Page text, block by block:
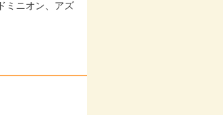
ミニオン、アズ